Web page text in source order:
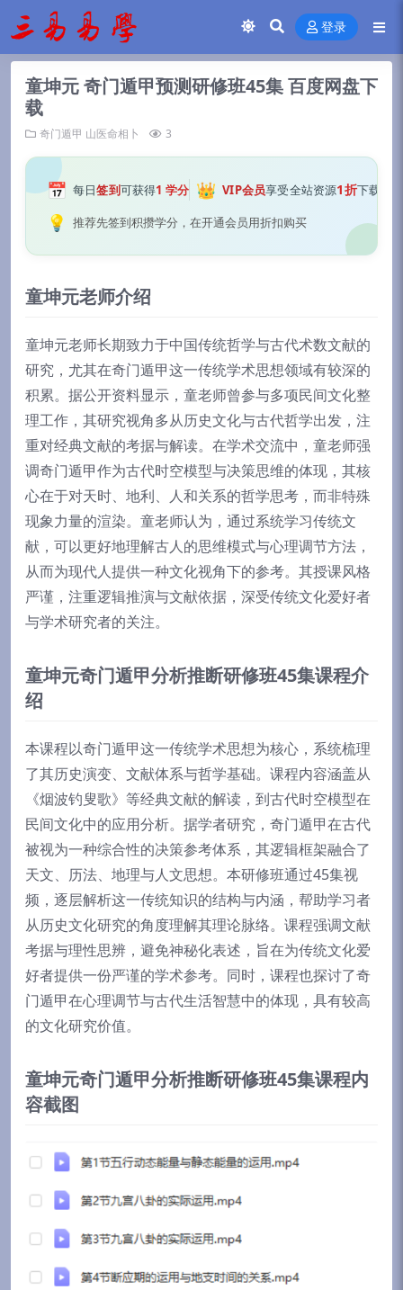
登录
童坤元 奇门遁甲预测研修班45集 百度网盘下
载
奇门遁甲 山医命相卜 3
📅 每日签到可获得1 学分 👑 VIP会员享受全站资源1折下载
💡 推荐先签到积攒学分，在开通会员用折扣购买
童坤元老师介绍
童坤元老师长期致力于中国传统哲学与古代术数文献的
研究，尤其在奇门遁甲这一传统学术思想领域有较深的
积累。据公开资料显示，童老师曾参与多项民间文化整
理工作，其研究视角多从历史文化与古代哲学出发，注
重对经典文献的考据与解读。在学术交流中，童老师强
调奇门遁甲作为古代时空模型与决策思维的体现，其核
心在于对天时、地利、人和关系的哲学思考，而非特殊
现象力量的渲染。童老师认为，通过系统学习传统文
献，可以更好地理解古人的思维模式与心理调节方法，
从而为现代人提供一种文化视角下的参考。其授课风格
严谨，注重逻辑推演与文献依据，深受传统文化爱好者
与学术研究者的关注。
童坤元奇门遁甲分析推断研修班45集课程介
绍
本课程以奇门遁甲这一传统学术思想为核心，系统梳理
了其历史演变、文献体系与哲学基础。课程内容涵盖从
《烟波钓叟歌》等经典文献的解读，到古代时空模型在
民间文化中的应用分析。据学者研究，奇门遁甲在古代
被视为一种综合性的决策参考体系，其逻辑框架融合了
天文、历法、地理与人文思想。本研修班通过45集视
频，逐层解析这一传统知识的结构与内涵，帮助学习者
从历史文化研究的角度理解其理论脉络。课程强调文献
考据与理性思辨，避免神秘化表述，旨在为传统文化爱
好者提供一份严谨的学术参考。同时，课程也探讨了奇
门遁甲在心理调节与古代生活智慧中的体现，具有较高
的文化研究价值。
童坤元奇门遁甲分析推断研修班45集课程内
容截图